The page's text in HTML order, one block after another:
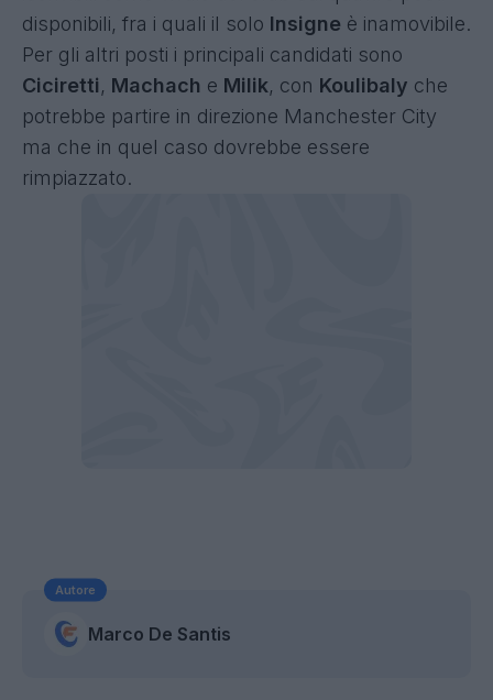
disponibili, fra i quali il solo Insigne è inamovibile.
Per gli altri posti i principali candidati sono
Ciciretti, Machach e Milik, con Koulibaly che
potrebbe partire in direzione Manchester City
ma che in quel caso dovrebbe essere
rimpiazzato.
Autore
Marco De Santis